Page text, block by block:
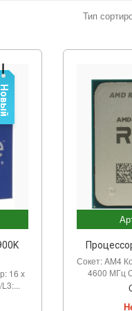
Тип
16 x
Сокет: AM4
4600 МГц